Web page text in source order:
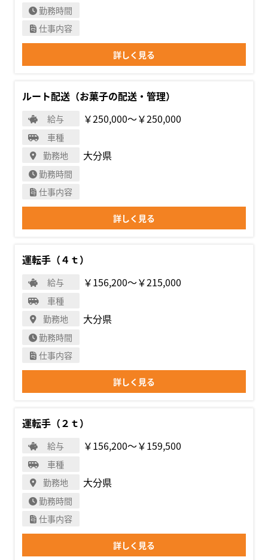
勤務時間
仕事内容
詳しく見る
ルート配送（お菓子の配送・管理）
給与 ￥250,000〜￥250,000
車種
勤務地
大分県
勤務時間
仕事内容
詳しく見る
運転手（４ｔ）
給与 ￥156,200〜￥215,000
車種
勤務地
大分県
勤務時間
仕事内容
詳しく見る
運転手（２ｔ）
給与 ￥156,200〜￥159,500
車種
勤務地
大分県
勤務時間
仕事内容
詳しく見る